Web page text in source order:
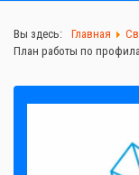
Вы здесь: Главная
План работы по